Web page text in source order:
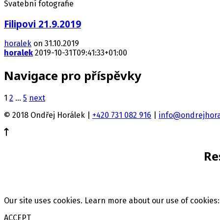
Svatební fotografie
Filipovi 21.9.2019
horalek on 31.10.2019
horalek 2019-10-31T09:41:33+01:00
Navigace pro příspěvky
1 2 … 5 next
© 2018 Ondřej Horálek | +420 731 082 916
Our site uses cookies. Learn more about our use of
ACCEPT